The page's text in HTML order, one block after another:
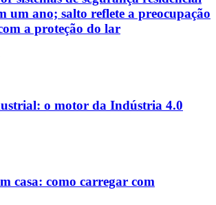
um ano; salto reflete a preocupação
a proteção do lar
o motor da Indústria 4.0
casa: como carregar com